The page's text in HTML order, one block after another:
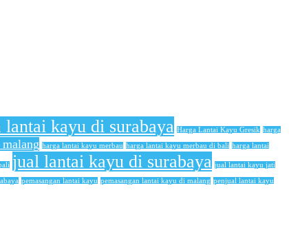
lantai kayu di surabaya Harga Lantai Kayu Gresik harga
harga lantai kayu merbau harga lantai kayu merbau di bali harga lantai
jual lantai kayu di surabaya jual lantai kayu jati
pemasangan lantai kayu pemasangan lantai kayu di malang penjual lantai kayu